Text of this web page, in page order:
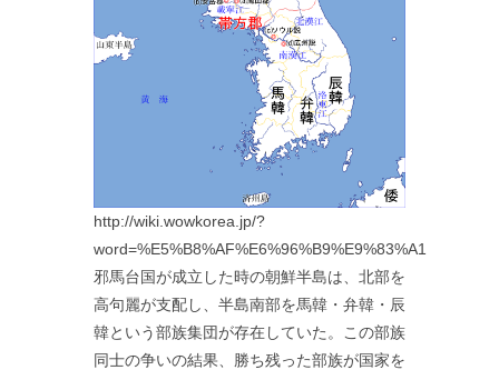
http://wiki.wowkorea.jp/?
word=%E5%B8%AF%E6%96%B9%E9%83%A1
邪馬台国が成立した時の朝鮮半島は、北部を
高句麗が支配し、半島南部を馬韓・弁韓・辰
韓という部族集団が存在していた。この部族
同士の争いの結果、勝ち残った部族が国家を